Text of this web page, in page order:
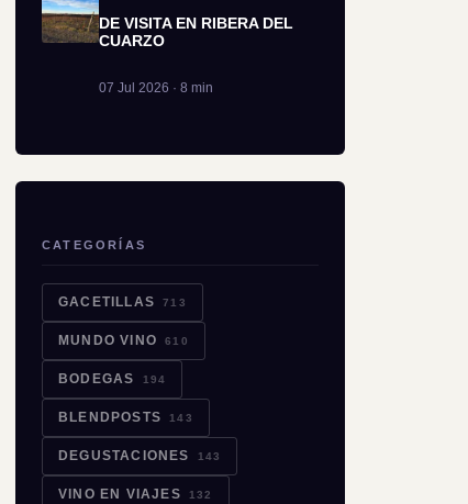
DE VISITA EN RIBERA DEL
CUARZO
07 Jul 2026 · 8 min
CATEGORÍAS
GACETILLAS 713
MUNDO VINO 610
BODEGAS 194
BLENDPOSTS 143
DEGUSTACIONES 143
VINO EN VIAJES 132